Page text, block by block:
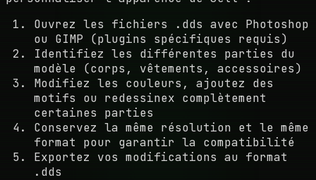
Ouvrez les fichiers .dds avec Photoshop
ou GIMP (plugins spécifiques requis)
Identifiez les différentes parties du
modèle (corps, vêtements, accessoires)
Modifiez les couleurs, ajoutez des
motifs ou redessinex complètement
certaines parties
Conservez la même résolution et le même
format pour garantir la compatibilité
Exportez vos modifications au format
.dds